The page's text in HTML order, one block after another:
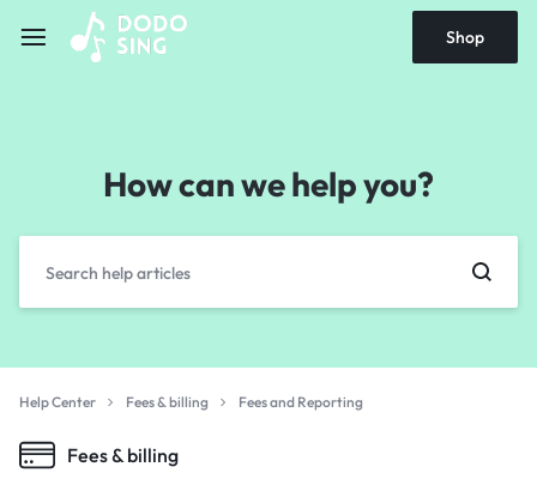
Shop
How can we help you?
Help Center Fees & billing Fees and Reporting
Fees & billing